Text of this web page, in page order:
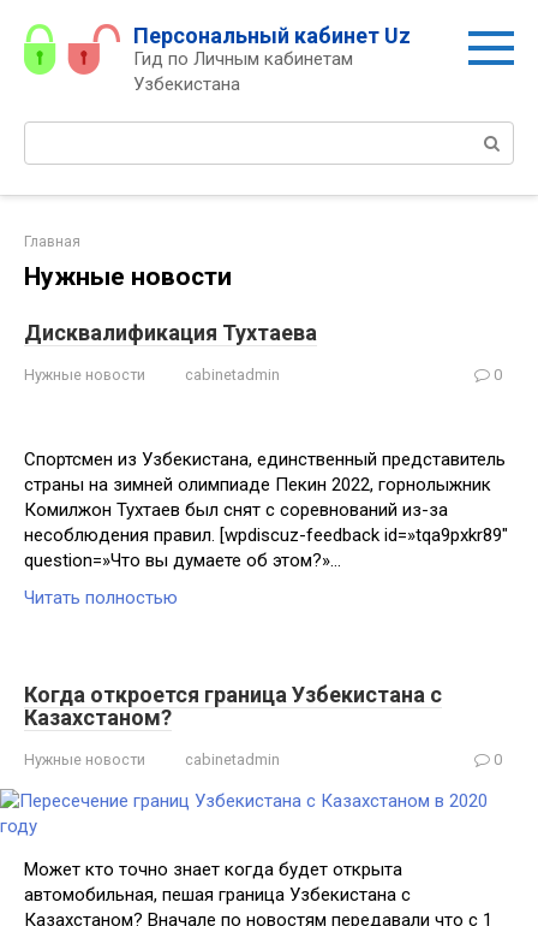
контенту
Персональный кабинет Uz
Гид по Личным кабинетам
Узбекистана
Главная
Нужные новости
Дисквалификация Тухтаева
Нужные новости cabinetadmin 0
Спортсмен из Узбекистана, единственный представитель
страны на зимней олимпиаде Пекин 2022, горнолыжник
Комилжон Тухтаев был снят с соревнований из-за
несоблюдения правил. [wpdiscuz-feedback id=»tqa9pxkr89″
question=»Что вы думаете об этом?»…
Читать полностью
Когда откроется граница Узбекистана с
Казахстаном?
Нужные новости cabinetadmin 0
Может кто точно знает когда будет открыта
автомобильная, пешая граница Узбекистана с
Казахстаном? Вначале по новостям передавали что с 1